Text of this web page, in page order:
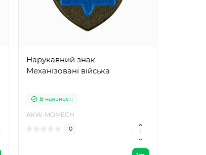
Нарукавний знак
Механізовані війська
В наявності
AKW-MOMECH
0